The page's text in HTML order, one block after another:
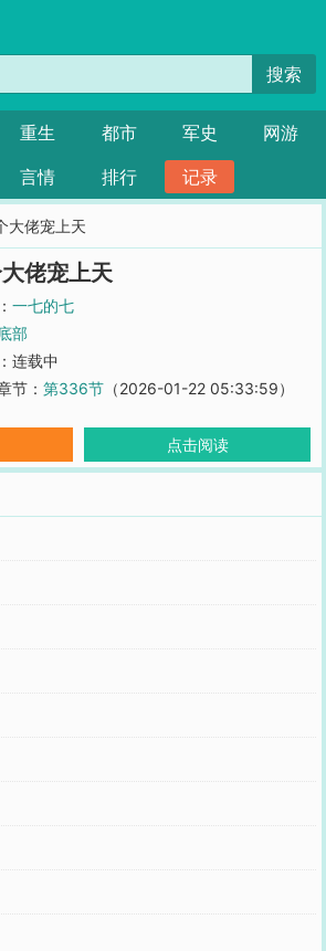
搜索
重生 都市 军史
网游
言情 排行 记录
大佬宠上天
佬宠上天
一七的七
部
连载中
节： 第336节（2026-01-22 05:33:59）
点击阅读